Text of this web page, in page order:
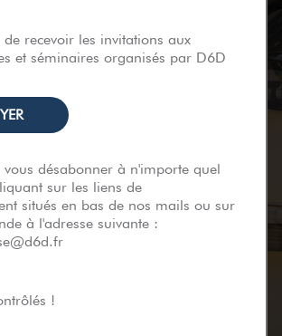
de recevoir les invitations aux
et séminaires organisés par D6D
vous désabonner à n'importe quel
sur les liens de
situés en bas de nos mails ou sur
à l'adresse suivante :
!